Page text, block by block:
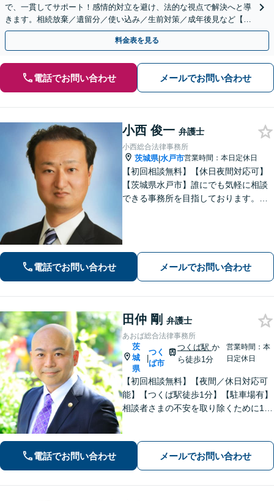
で、一貫してサポート！感情的対立を避け、法的な視点で解決へと導
きます。相続放棄／遺留分／使い込み／生前対策／成年後見など【W
EB面談対応】
料金表を見る
電話でお問い合わせ メールでお問い合わせ
小西 俊一 弁護士
小西総合法律事務所
茨城県|水戸市営業時間：本日定休日
【初回相談無料】【休日夜間対応可】
【茨城県水戸市】誰にでも気軽に相談
できる事務所を目指しております。依
にご相談ください。
電話でお問い合わせ メールでお問い合わせ
田仲 剛 弁護士
あおば総合法律事務所
茨
城
県
|
つく
ば市
つくば駅か
ら徒歩1分
営業時間：本
日定休日
【初回相談無料】【夜間／休日対応可
能】【つくば駅徒歩1分】【駐車場有】
相談者さまの不安を取り除くために1件
することを心がけています。まずはお
気軽にお問い合わせください。
電話でお問い合わせ メールでお問い合わせ